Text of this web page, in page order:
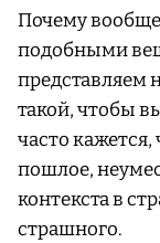
Почему вообще
подобными
представляем
такой, чтобы
часто кажется,
пошлое,
контекста в
страшного.